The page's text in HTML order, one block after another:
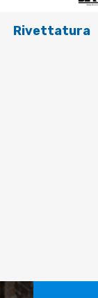
Rivettatura